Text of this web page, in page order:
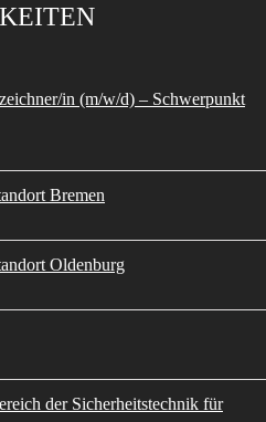
in (m/w/d) – Schwerpunkt
Bremen
Oldenburg
der Sicherheitstechnik für